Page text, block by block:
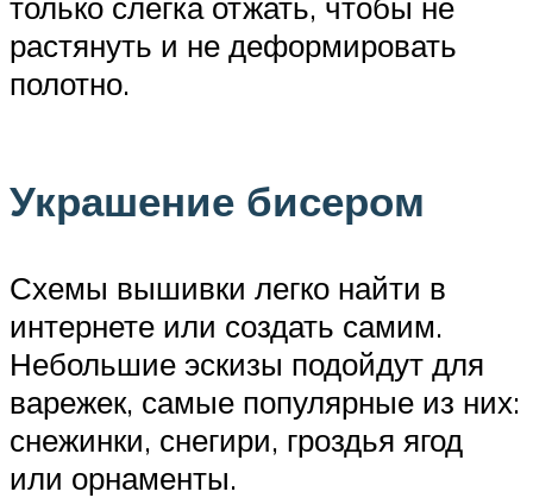
растянуть и не деформировать
полотно.
Украшение бисером
Схемы вышивки легко найти в
интернете или создать самим.
Небольшие эскизы подойдут для
варежек, самые популярные из них:
снежинки, снегири, гроздья ягод
или орнаменты.